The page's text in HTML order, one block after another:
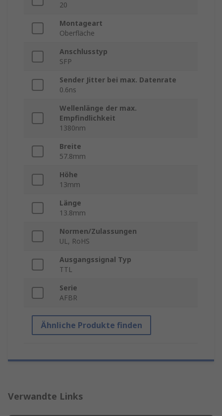
20
Montageart
Oberfläche
Anschlusstyp
SFP
Sender Jitter bei max. Datenrate
0.6ns
Wellenlänge der max.
Empfindlichkeit
1380nm
Breite
57.8mm
Höhe
13mm
Länge
13.8mm
Normen/Zulassungen
UL, RoHS
Ausgangssignal Typ
TTL
Serie
AFBR
Ähnliche Produkte finden
Verwandte Links